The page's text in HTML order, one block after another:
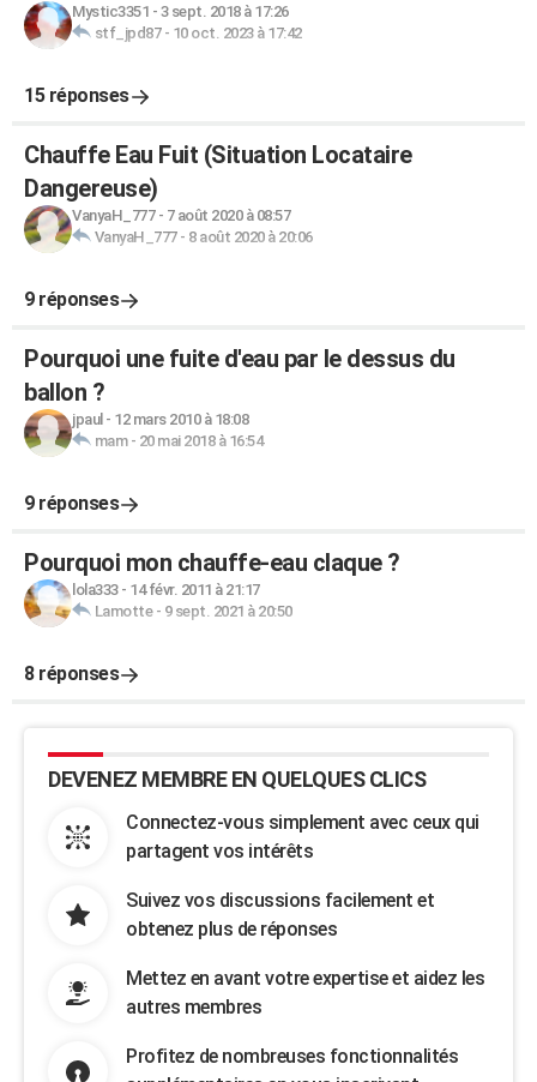
Mystic3351 - 3 sept. 2018 à 17:26
stf_jpd87- 10 oct. 2023 à 17:42
15 réponses
Chauffe Eau Fuit (Situation Locataire
Dangereuse)
VanyaH_777- 7 août 2020 à 08:57
VanyaH_777- 8 août 2020 à 20:06
9 réponses
Pourquoi une fuite d'eau par le dessus du
ballon ?
jpaul - 12 mars 2010 à 18:08
mam- 20 mai 2018 à 16:54
9 réponses
Pourquoi mon chauffe-eau claque ?
lola333- 14 févr. 2011 à 21:17
Lamotte- 9 sept. 2021 à 20:50
8 réponses
DEVENEZ MEMBRE EN QUELQUES CLICS
Connectez-vous simplement avec ceux qui
partagent vos intérêts
Suivez vos discussions facilement et
obtenez plus de réponses
Mettez en avant votre expertise et aidez les
autres membres
Profitez de nombreuses fonctionnalités